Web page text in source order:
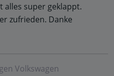
alles super geklappt.
zufrieden. Danke
Volkswagen